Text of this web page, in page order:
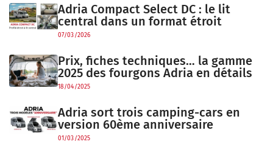
Adria Compact Select DC : le lit
central dans un format étroit
07/03/2026
Prix, fiches techniques… la gamme
2025 des fourgons Adria en détails
18/04/2025
Adria sort trois camping-cars en
version 60ème anniversaire
01/03/2025